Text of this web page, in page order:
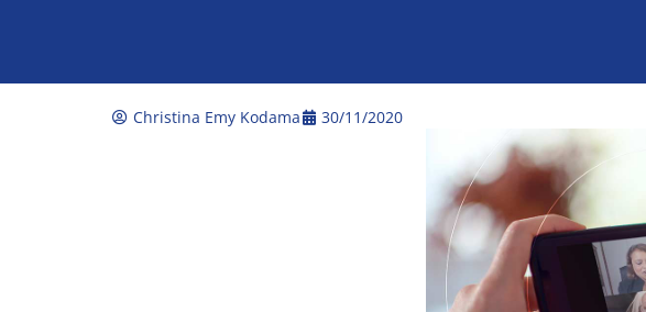
Christina Emy Kodama 30/11/2020